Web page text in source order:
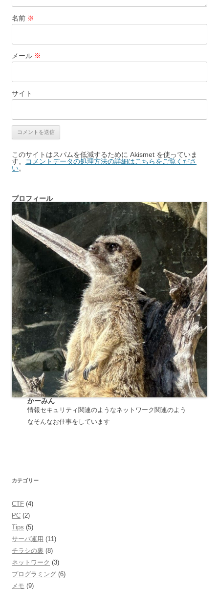
名前 ※
メール ※
サイト
このサイトはスパムを低減するために Akismet を使っていま
す。
コメントデータの処理方法の詳細はこちらをご覧くださ
い。
プロフィール
かーみん
情報セキュリティ関連のようなネットワーク関連のよう
なそんなお仕事をしています
カテゴリー
CTF (4)
PC (2)
Tips (5)
サーバ運用 (11)
チラシの裏 (8)
ネットワーク (3)
プログラミング (6)
メモ (9)